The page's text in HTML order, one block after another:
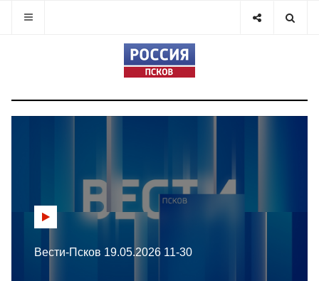
Вести-Псков 19.05.2026 11-30